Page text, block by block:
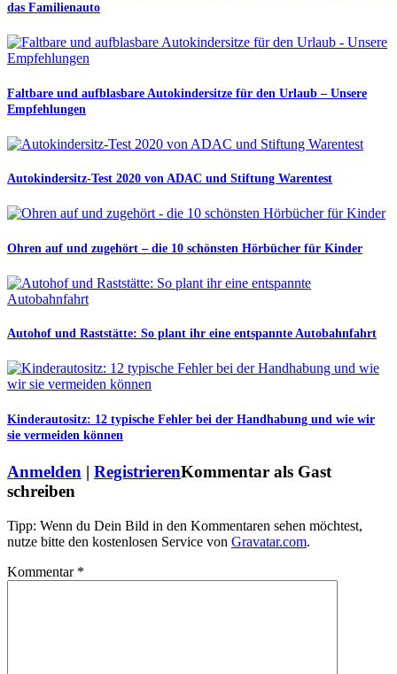
das Familienauto
Faltbare und aufblasbare Autokindersitze für den Urlaub – Unsere
Empfehlungen
Autokindersitz-Test 2020 von ADAC und Stiftung Warentest
Ohren auf und zugehört – die 10 schönsten Hörbücher für Kinder
Autohof und Raststätte: So plant ihr eine entspannte Autobahnfahrt
Kinderautositz: 12 typische Fehler bei der Handhabung und wie wir
sie vermeiden können
Anmelden | RegistrierenKommentar als Gast
schreiben
Tipp: Wenn du Dein Bild in den Kommentaren sehen möchtest,
nutze bitte den kostenlosen Service von Gravatar.com.
Kommentar *